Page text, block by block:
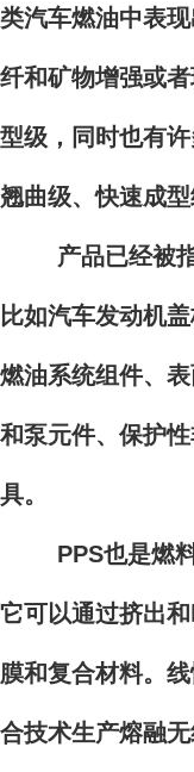
类汽车燃油中表
纤和矿物增强或
型级，同时也有
翘曲级、快速成
产品已经被指
比如汽车发动机
燃油系统组件、
和泵元件、保护
具。
PPS也是燃料
它可以通过挤出
膜和复合材料。
合技术生产熔融无